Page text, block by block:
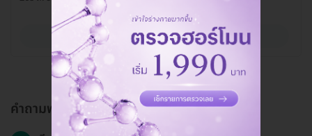
ดูรายละเอียด
คำถามพบบ่อย